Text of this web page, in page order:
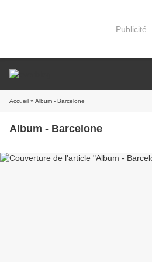
Publicité
Accueil » Album - Barcelone
Album - Barcelone